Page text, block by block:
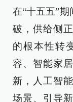
在“十五五”
破，供给侧
的根本性转
容、智能家
新，人工智
场景、引导